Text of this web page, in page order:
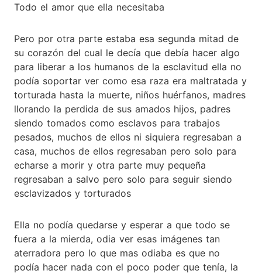
Todo el amor que ella necesitaba
Pero por otra parte estaba esa segunda mitad de
su corazón del cual le decía que debía hacer algo
para liberar a los humanos de la esclavitud ella no
podía soportar ver como esa raza era maltratada y
torturada hasta la muerte, niños huérfanos, madres
llorando la perdida de sus amados hijos, padres
siendo tomados como esclavos para trabajos
pesados, muchos de ellos ni siquiera regresaban a
casa, muchos de ellos regresaban pero solo para
echarse a morir y otra parte muy pequeña
regresaban a salvo pero solo para seguir siendo
esclavizados y torturados
Ella no podía quedarse y esperar a que todo se
fuera a la mierda, odia ver esas imágenes tan
aterradora pero lo que mas odiaba es que no
podía hacer nada con el poco poder que tenía, la